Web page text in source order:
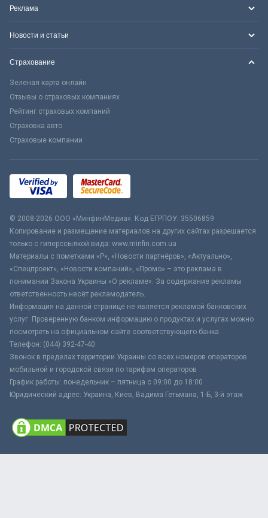
Реклама
Новости и статьи
Страхование
Зеленая карта онлайн
Отзывы о страховых компаниях
Рейтинг страховых компаний
Страховка авто
Страховые компании
© 2008-2026 ООО «МинфинМедиа». Код ЕГРПОУ: 35506859
Копирование и размещение материалов на других сайтах разрешается
только с гиперссылкой вида: www.minfin.com.ua
Материалы с пометками «Р», «Новости партнёров», «Актуально»,
«Спецпроект», «Новости компаний», «Промо» – это реклама в
понимании Закона Украины «О рекламе». За содержание рекламы
ответственность несёт рекламодатель.
Информация на данной странице не является рекламой банковских
услуг. Проверенную банком информацию о продуктах и услугах можно
посмотреть на официальном сайте соответствующего банка.
Телефон: (044) 392-47-40
Звонок в пределах территории Украины со всех номеров операторов
мобильной и городской связи по тарифам операторов
График работы: понедельник – пятница с 09:00 до 18:00
Юридический адрес: Украина, Киев, Вадима Гетьмана, 1-Б, 3-й этаж